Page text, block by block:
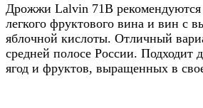
Дрожжи Lalvin 71B рекомендуются
легкого фруктового вина и вин с
яблочной кислоты. Отличный
средней полосе России. Подходит
ягод и фруктов, выращенных в